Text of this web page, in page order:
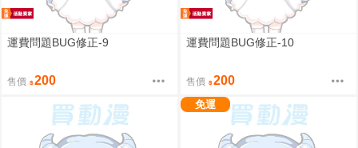
運費問題BUG修正-9
售價 200
運費問題BUG修正-10
售價 200
免運